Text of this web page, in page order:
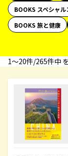
BOOKS スペシャル
BOOKS 旅と健康
1〜20件/265件中